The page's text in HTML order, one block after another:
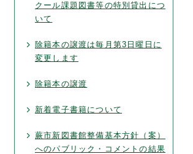
クール課題図書等の特別貸出につ
いて
除籍本の譲渡は毎月第3日曜日に
変更します
除籍本の譲渡
新着電子書籍について
蕨市新図書館整備基本方針（案）
へのパブリック・コメントの結果